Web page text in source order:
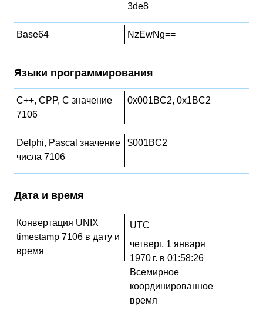
3de8
Base64 NzEwNg==
Языки программирования
C++, CPP, C значение
7106
0x001BC2, 0x1BC2
Delphi, Pascal значение
числа 7106
$001BC2
Дата и время
Конвертация UNIX
timestamp 7106 в дату и
время
UTC
четверг, 1 января
1970 г. в 01:58:26
Всемирное
координированное
время